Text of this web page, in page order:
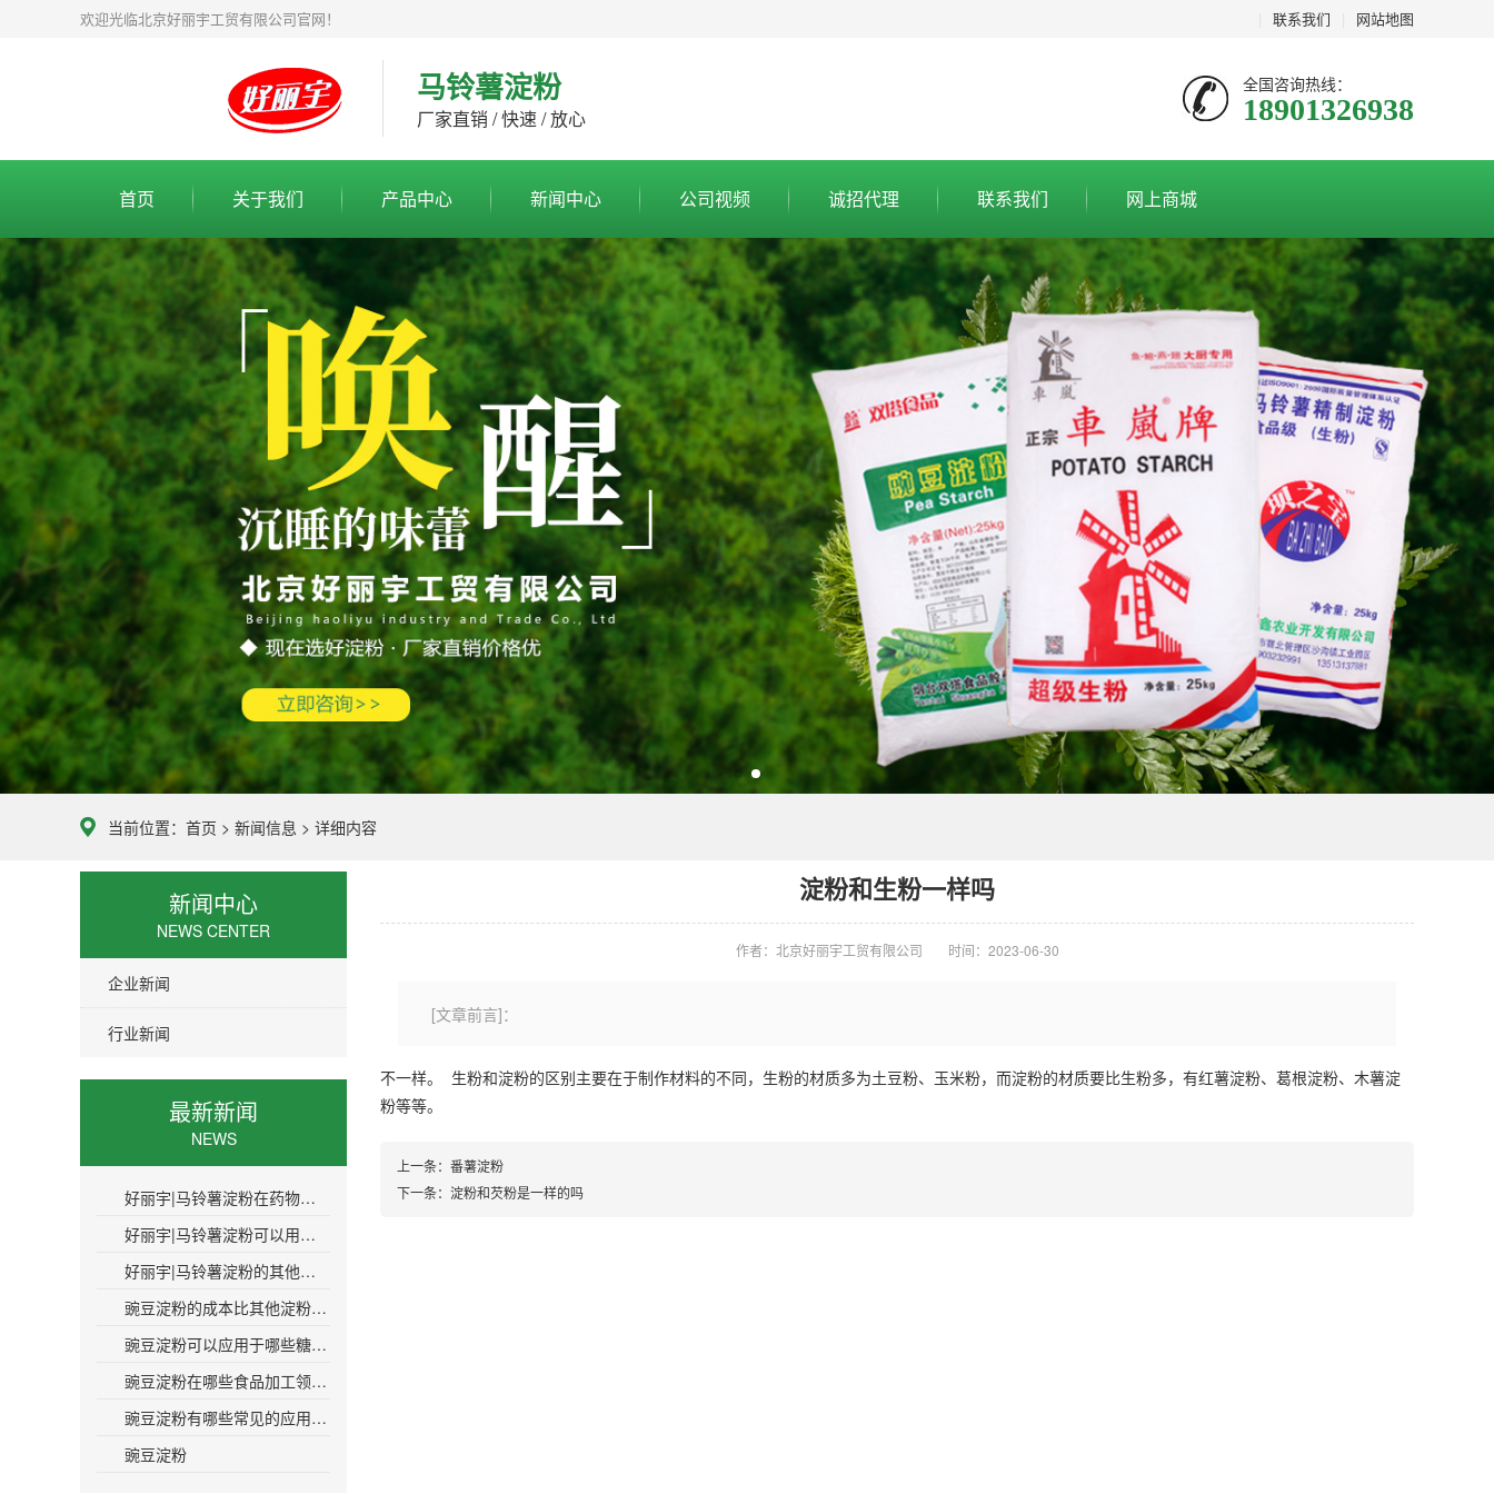
联系我们 网站地图
欢迎光临北京好丽宇工贸有限公司官网！
马铃薯淀粉
厂家直销 / 快速 / 放心
全国咨询热线：
18901326938
首页 关于我们 产品中心 新闻中心 公司视频 诚招代理 联系我们 网上商城
当前位置： 首页 > 新闻信息 > 详细内容
新闻中心
NEWS CENTER
企业新闻
行业新闻
最新新闻
NEWS
好丽宇|马铃薯淀粉在药物制剂中的作用是什么
好丽宇|马铃薯淀粉可以用于制药工业吗
好丽宇|马铃薯淀粉的其他名称是什么
豌豆淀粉的成本比其他淀粉高多少呢
豌豆淀粉可以应用于哪些糖果生产领域呢
豌豆淀粉在哪些食品加工领域有应用价值
豌豆淀粉有哪些常见的应用场景和案例吗
豌豆淀粉
淀粉和生粉一样吗
作者：北京好丽宇工贸有限公司 时间：2023-06-30
[文章前言]：
不一样。 生粉和淀粉的区别主要在于制作材料的不同，生粉的材质多为土豆粉、玉米粉，而淀粉的材质要比生粉多，有红薯淀粉、葛根淀粉、木薯淀
粉等等。
上一条： 番薯淀粉
下一条： 淀粉和芡粉是一样的吗